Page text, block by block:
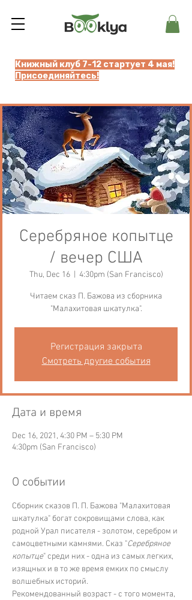
Книжный клуб 7-12 стартует 4 мая!
Присоединяйтесь!
Серебряное копытце
/ вечер США
Thu, Dec 16
  |
4:30pm (San Francisco)
Читаем сказ П. Бажова из сборника
"Малахитовая шкатулка".
Регистрация закрыта
Смотреть другие события
Дата и время
Dec 16, 2021, 4:30 PM – 5:30 PM
4:30pm (San Francisco)
О событии
Сборник сказов П. П. Бажова "Малахитовая
шкатулка" богат сокровищами слова, как
родной Урал писателя - золотом, серебром и
самоцветными камнями. Сказ "Серебряное
копытце" среди них - одна из самых легких,
изящных и в то же время емких по смыслу
волшебных историй.
Рекомендованный возраст - с того момента,